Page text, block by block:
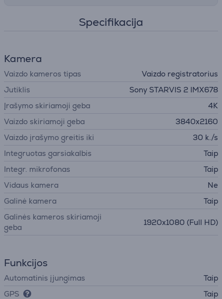
Specifikacija
Kamera
Vaizdo kameros tipas
Vaizdo registratorius
Jutiklis
Sony STARVIS 2 IMX678
Įrašymo skiriamoji geba
4K
Vaizdo skiriamoji geba
3840x2160
Vaizdo įrašymo greitis iki
30 k./s
Integruotas garsiakalbis
Taip
Integr. mikrofonas
Taip
Vidaus kamera
Ne
Galinė kamera
Taip
Galinės kameros skiriamoji
geba
1920х1080 (Full HD)
Funkcijos
Automatinis įjungimas
Taip
GPS
Taip